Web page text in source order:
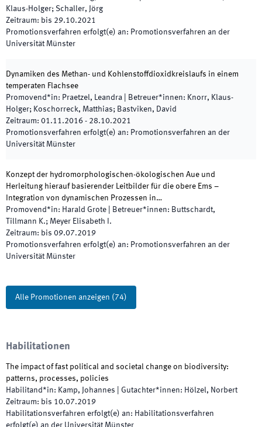
Klaus-Holger; Schaller, Jörg
Zeitraum: bis 29.10.2021
Promotionsverfahren erfolgt(e) an: Promotionsverfahren an der
Universität Münster
Dynamiken des Methan- und Kohlenstoffdioxidkreislaufs in einem
temperaten Flachsee
Promovend*in: Praetzel, Leandra Betreuer*innen: Knorr, Klaus-
Holger; Koschorreck, Matthias; Bastviken, David
Zeitraum: 01.11.2016 - 28.10.2021
Promotionsverfahren erfolgt(e) an: Promotionsverfahren an der
Universität Münster
Konzept der hydromorphologischen-ökologischen Aue und
Herleitung hierauf basierender Leitbilder für die obere Ems –
Integration von dynamischen Prozessen in…
Promovend*in: Harald Grote Betreuer*innen: Buttschardt,
Tillmann K.; Meyer Elisabeth I.
Zeitraum: bis 09.07.2019
Promotionsverfahren erfolgt(e) an: Promotionsverfahren an der
Universität Münster
Alle Promotionen anzeigen (74)
Habilitationen
The impact of fast political and societal change on biodiversity:
patterns, processes, policies
Habilitand*in: Kamp, Johannes Gutachter*innen: Hölzel, Norbert
Zeitraum: bis 10.07.2019
Habilitationsverfahren erfolgt(e) an: Habilitationsverfahren
erfolgt(e) an der Universität Münster